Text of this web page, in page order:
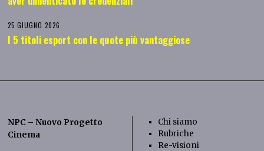
25 GIUGNO 2026
I 5 titoli esport con le quote più vantaggiose
NPC – Nuovo Progetto
Cinema
Chi siamo
Rubriche
Re-visioni